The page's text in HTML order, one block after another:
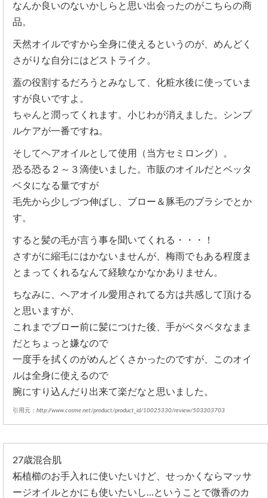
なんか良いのないかしらと思い出会ったのがこちらの商
品。
天然オイルですから全身に使えるというのが、めんどく
さがりな自分にはどストライク。
蓋の役割するだろうとみなして、化粧水後に使っていま
すが良いですよ。
ちゃんと潤ってくれます。小じわが消えました。シンプ
ルケアが一番ですね。
そしてヘアオイルとして使用（当方セミロング）。
恐る恐る２～３滴使いました。市販のオイルだとベッタ
ベタになる量ですが
毛先から少しづつ伸ばし、ブロー＆豚毛のブラシでとか
す。
すると髪の毛が言う事を聞いてくれる・・・！
さすがに縮毛にはかないませんが、梅雨でもある程度ま
とまってくれるなんて経験なかなかありません。
ちなみに、ヘアオイル愛用されてる方は共感して頂ける
と思いますが、
これまでブロー前に髪につけた後、手がベタベタなまま
だとちょっと嫌なので
一度手を拭くのがめんどくさかったのですが、このオイ
ルは全身に使えるので
腕にすり込んだり出来て楽だなと思いました。
引用元： http://www.cosme.net/product/product_id/10025330/review/503303703
27歳混合肌
柘植櫛のお手入れに使いたいけど、せっかくならマッサ
ージオイルとかにも使いたいし…ということで微香のカ